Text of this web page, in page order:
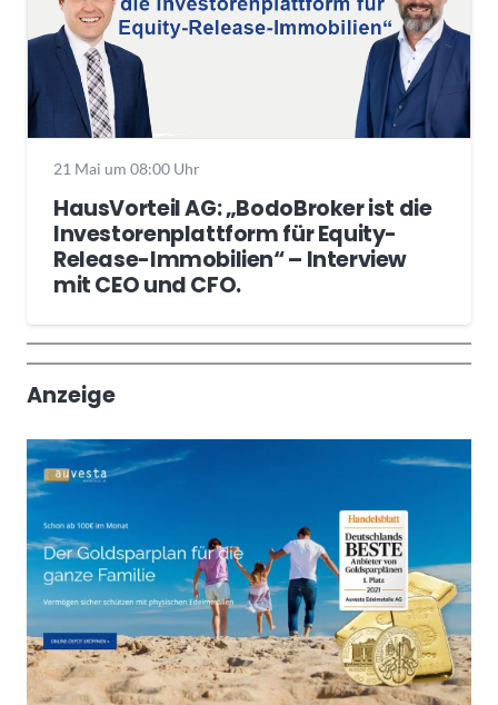
21 Mai um 08:00 Uhr
HausVorteil AG: „BodoBroker ist die
Investorenplattform für Equity-
Release-Immobilien“ – Interview
mit CEO und CFO.
Wochenrückblick
Trendthemen
Anzeige